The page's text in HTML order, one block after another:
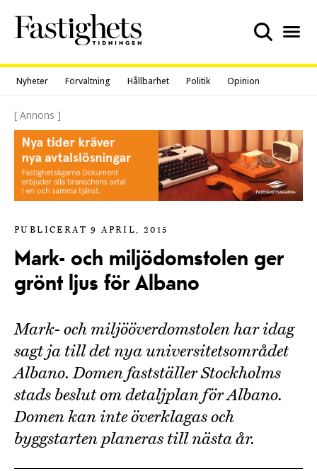
content
Nyheter Förvaltning Hållbarhet Politik Opinion
[ Annons ]
PUBLICERAT 9 APRIL, 2015
Mark- och miljödomstolen ger
grönt ljus för Albano
Mark- och miljööverdomstolen har idag
sagt ja till det nya universitetsområdet
Albano. Domen fastställer Stockholms
stads beslut om detaljplan för Albano.
Domen kan inte överklagas och
byggstarten planeras till nästa år.